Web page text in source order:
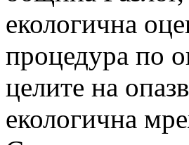
екологична
процедура по
целите на
екологична